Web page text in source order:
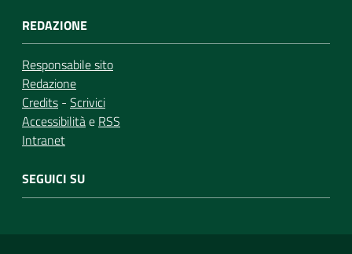
REDAZIONE
Responsabile sito
Redazione
Credits - Scrivici
Accessibilitàe RSS
Intranet
SEGUICI SU